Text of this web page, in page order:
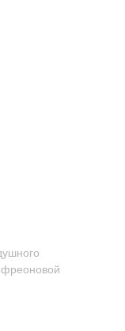
фреоновой